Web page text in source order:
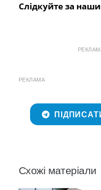
Слідкуйте за
РЕКЛАМА
Схожі матеріали